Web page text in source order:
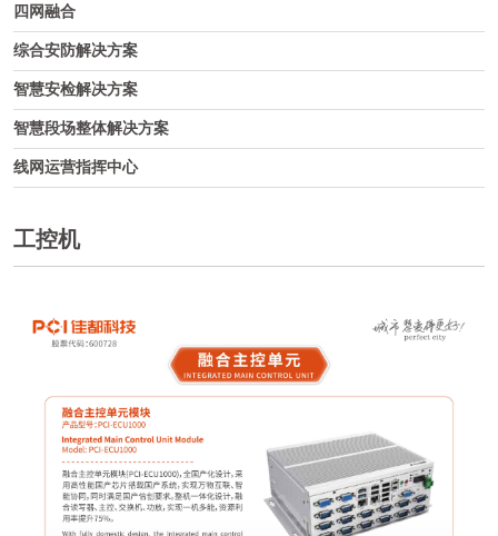
四网融合
综合安防解决方案
智慧安检解决方案
智慧段场整体解决方案
线网运营指挥中心
工控机